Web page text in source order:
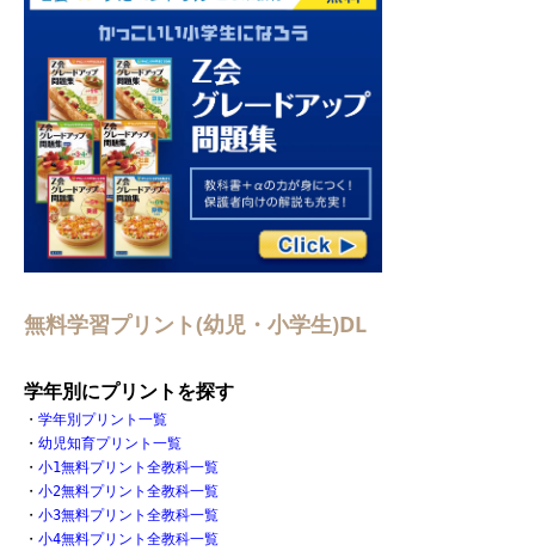
無料学習プリント(幼児・小学生)DL
学年別にプリントを探す
・ 学年別プリント一覧
・ 幼児知育プリント一覧
・ 小1無料プリント全教科一覧
・ 小2無料プリント全教科一覧
・ 小3無料プリント全教科一覧
・ 小4無料プリント全教科一覧